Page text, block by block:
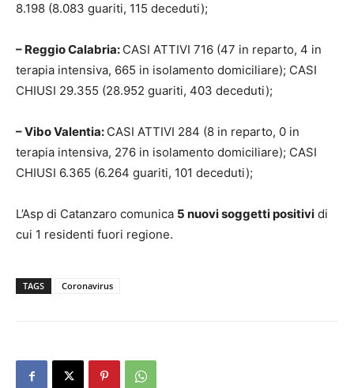
8.198 (8.083 guariti, 115 deceduti);
– Reggio Calabria: CASI ATTIVI 716 (47 in reparto, 4 in
terapia intensiva, 665 in isolamento domiciliare); CASI
CHIUSI 29.355 (28.952 guariti, 403 deceduti);
– Vibo Valentia: CASI ATTIVI 284 (8 in reparto, 0 in
terapia intensiva, 276 in isolamento domiciliare); CASI
CHIUSI 6.365 (6.264 guariti, 101 deceduti);
L’Asp di Catanzaro comunica 5 nuovi soggetti positivi di
cui 1 residenti fuori regione.
TAGS Coronavirus